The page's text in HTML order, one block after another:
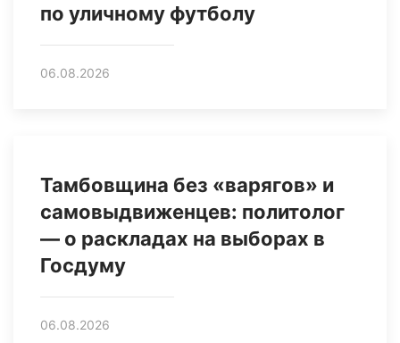
по уличному футболу
06.08.2026
Тамбовщина без «варягов» и
самовыдвиженцев: политолог
— о раскладах на выборах в
Госдуму
06.08.2026